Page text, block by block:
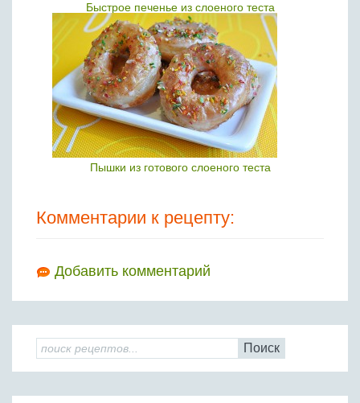
Быстрое печенье из слоеного теста
Пышки из готового слоеного теста
Комментарии к рецепту:
Добавить комментарий
Поиск